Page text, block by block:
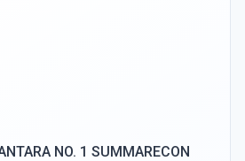
NO. 1 SUMMARECON